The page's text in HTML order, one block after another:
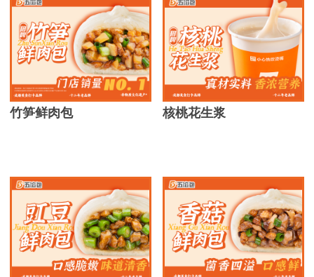
竹笋鲜肉包 核桃花生浆